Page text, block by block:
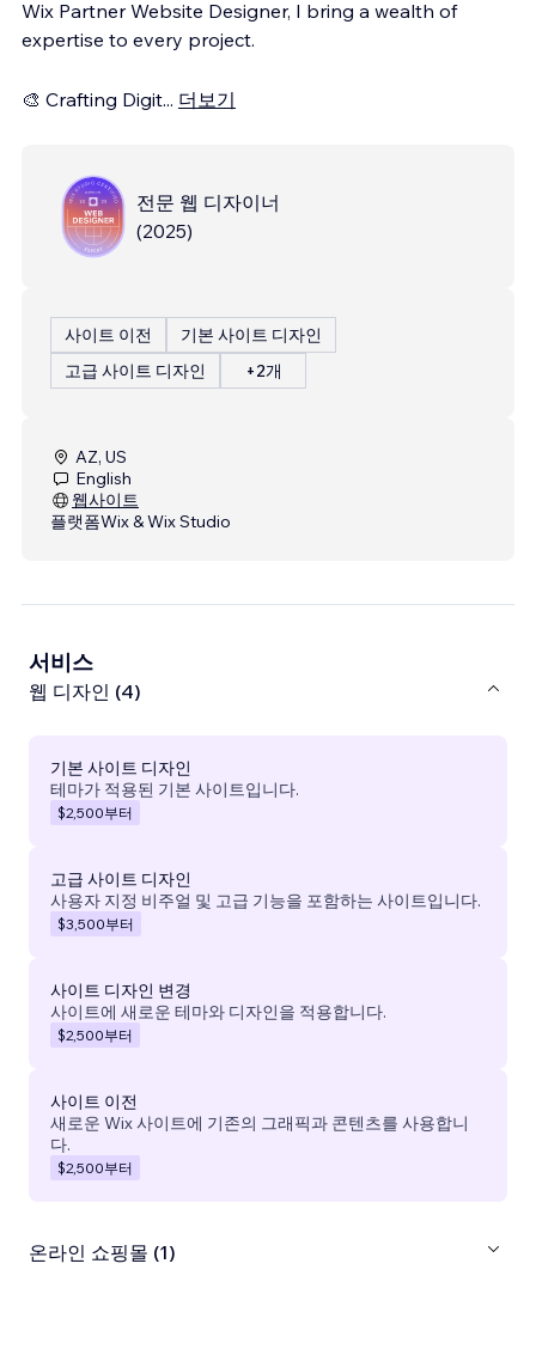
Wix Partner Website Designer, I bring a wealth of
expertise to every project.
🎨 Crafting Digit... 더보기
전문 웹 디자이너
(2025)
사이트 이전
기본 사이트 디자인
고급 사이트 디자인
+2개
AZ, US
English
웹사이트
플랫폼Wix & Wix Studio
서비스
웹 디자인 (4)
기본 사이트 디자인
테마가 적용된 기본 사이트입니다.
$2,500부터
고급 사이트 디자인
사용자 지정 비주얼 및 고급 기능을 포함하는 사이트입니다.
$3,500부터
사이트 디자인 변경
사이트에 새로운 테마와 디자인을 적용합니다.
$2,500부터
사이트 이전
새로운 Wix 사이트에 기존의 그래픽과 콘텐츠를 사용합니
다.
$2,500부터
온라인 쇼핑몰 (1)